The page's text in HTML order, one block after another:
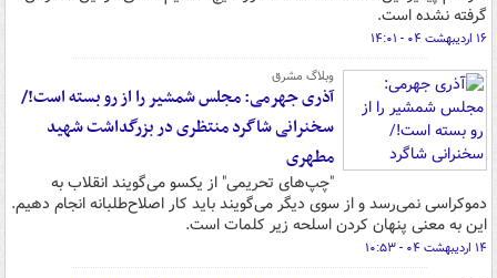
گرفته نشده است.
۱۶ اردیبهشت ۰۴ - ۱۴:۰۱
وبلاگ مشرق
آذری جهرمی: مجلس شمشیر را از رو بسته است!/
سخنرانی شاگرد منتظری در بزرگداشت شهید
مطهری
"چپ‌های تحریمی" از یکسو می‌گویند انقلاب به
دموکراسی نمی‌رسد و از سوی دیگر می‌گویند باید کار اصلاح‌طلبانه انجام دهیم.
این به معنی پنهان کردن اسلحه زیر کلمات است.
۱۴ اردیبهشت ۰۴ - ۱۰:۵۳